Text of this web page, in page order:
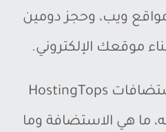
ويب، وحجز دومين
موقعك الإلكتروني.
في موقع أقوى الاستضافات HostingTops
ما هي الاستضافة وما